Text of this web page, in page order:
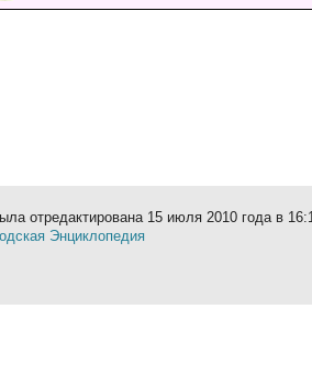
отредактирована 15 июля 2010 года в
Энциклопедия